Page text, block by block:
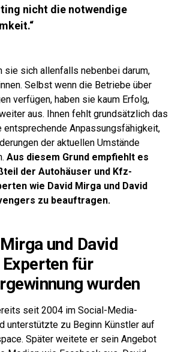
nicht die notwendige
sie sich allenfalls nebenbei darum,
Selbst wenn die Betriebe über
verfügen, haben sie kaum Erfolg,
aus. Ihnen fehlt grundsätzlich das
entsprechende Anpassungsfähigkeit,
der aktuellen Umstände
Aus diesem Grund empfiehlt es
der Autohäuser und Kfz-
wie David Mirga und David
zu beauftragen.
und David
Experten für
wurden
seit 2004 im Social-Media-
unterstützte zu Beginn Künstler auf
Später weitete er sein Angebot